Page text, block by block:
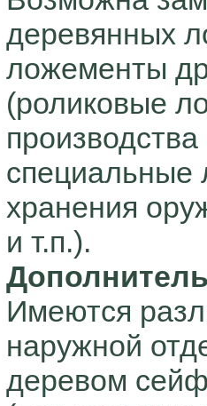
деревянных
ложементы
(роликовые
хранения
и т.п.).
Имеются
наружной
деревом